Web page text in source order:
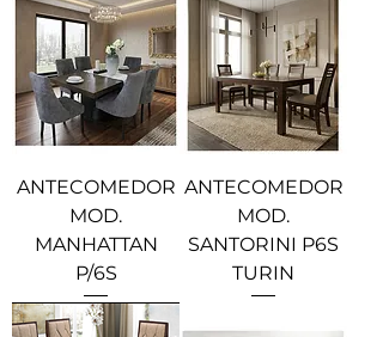
ANTECOMEDOR
MOD.
MANHATTAN
P/6S
ANTECOMEDOR
MOD.
SANTORINI P6S
TURIN